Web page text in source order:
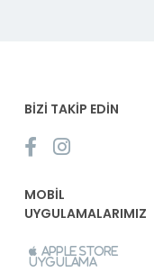
BİZİ TAKİP EDİN
MOBİL
UYGULAMALARIMIZ
Apple Store
Uygulama